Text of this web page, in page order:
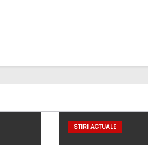
STIRI ACTUALE